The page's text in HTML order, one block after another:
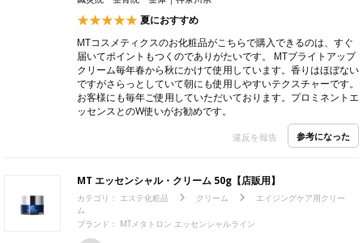
夏におすすめ
MTコスメティクスのお化粧品がこちらで購入できるのは、すぐ
届いてポイントもつくのでありがたいです。 MTブライトアップ
クリーム毎年春から秋にかけて使用しています。香りはほぼない
ですがさらっとしていて朝にも使用しやすいテクスチャーです。
お客様にも毎年ご使用していただいております。プロミネントエ
ッセンスとのW使いがお勧めです。
違反を報告 参考になった
MT エッセンシャル・クリーム 50g【店販用】
カテゴリ： エステ化粧品 クリーム
エイジングケア用クリー
ム
ブランド： MTメタトロン エッセンシャルライン